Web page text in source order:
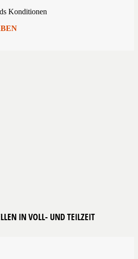
Konditionen
IN VOLL- UND TEILZEIT